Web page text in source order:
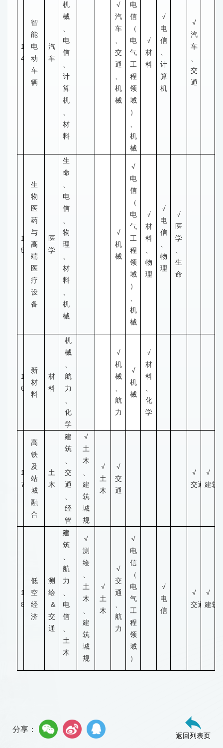
1
4
智
能
电
动
车
辆
汽
车
机
械
、
电
信
、
计
算
机
、
材
料
√
汽
车
、
交
通
、
机
械
电
信
（
电
气
工
程
领
域
）
、
机
械
√
材
料
√
电
信
、
计
算
机
√
汽
车
、
交
通
1
5
生
物
医
药
与
高
端
医
疗
设
备
医
学
生
命
、
电
信
、
物
理
、
材
料
、
机
械
√
机
械
√
电
信
（
电
气
工
程
领
域
）
、
机
械
√
材
料
、
物
理
√
电
信
、
物
理
√
医
学
、
生
命
1
6
新
材
料
材
料
机
械
、
航
力
、
化
学
√
机
械
、
航
力
√
机
械
√
材
料
、
化
学
1
7
高
铁
及
站
城
融
合
土
木
建
筑
、
交
通
、
经
管
√
土
木
、
建
筑
城
规
√
土
木
√
交
通
√
交通
√
建筑
1
8
低
空
经
济
测
绘
&
交
通
建
筑
、
航
力
、
电
信
、
土
木
√
测
绘
、
土
木
、
建
筑
城
规
√
土
木
√
交
通
、
航
力
√
电
信
（
电
气
工
程
领
域
）
√
电
信
√
交通
√
建筑
分享：
返回列表页